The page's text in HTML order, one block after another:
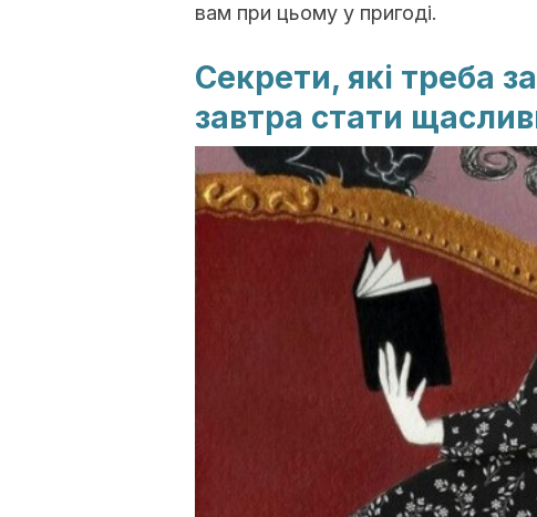
вам при цьому у пригоді.
Секрети, які треба
завтра стати